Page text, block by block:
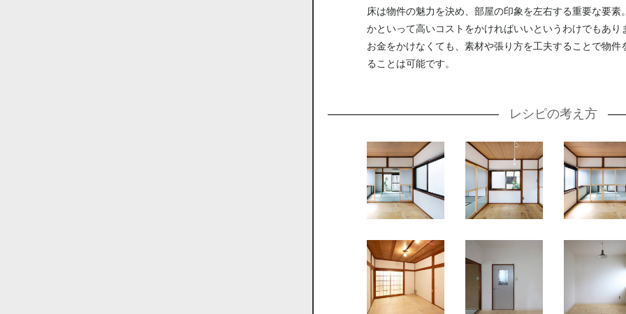
床は物件の魅力を決め、部屋の印象を左右する重要な要素
かといって高いコストをかければいいというわけでもあり
お金をかけなくても、素材や張り方を工夫することで物件
ることは可能です。
レシピの考え方